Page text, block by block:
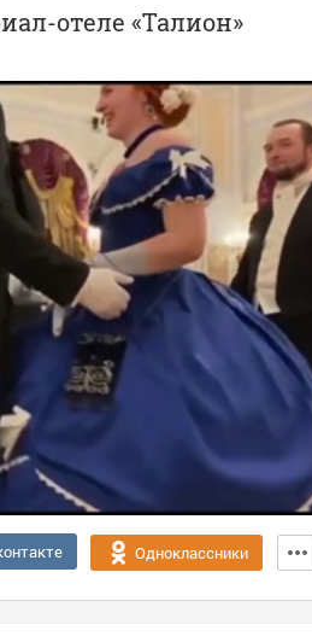
отеле «Талион»
Одноклассники